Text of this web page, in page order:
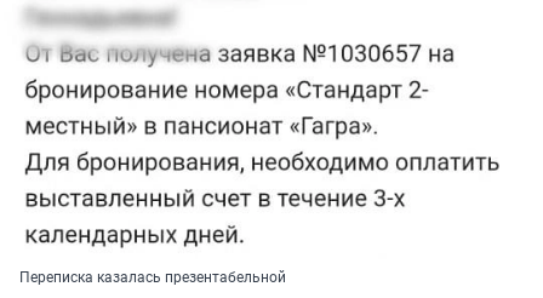
Переписка казалась презентабельной